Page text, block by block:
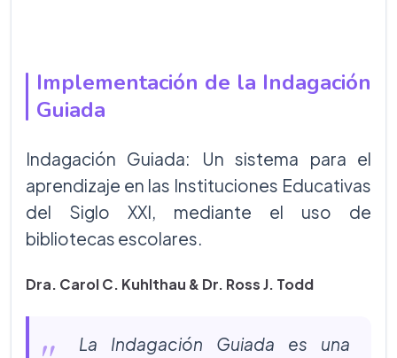
Implementación de la Indagación
Guiada
Indagación Guiada: Un sistema para el
aprendizaje en las Instituciones Educativas
del Siglo XXI, mediante el uso de
bibliotecas escolares.
Dra. Carol C. Kuhlthau & Dr. Ross J. Todd
La Indagación Guiada es una